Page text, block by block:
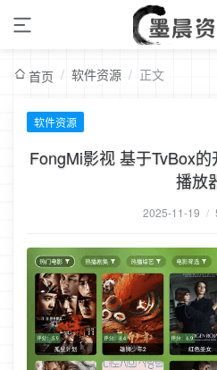
首页 / 软件资源 / 正文
软件资源
FongMi影视 基于TvBox
播放
2025-11-19 /